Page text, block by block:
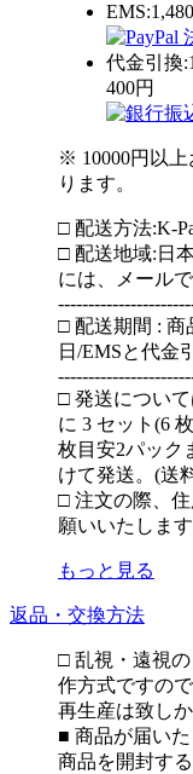
代金引換
400円
※ 10000円以
ります。
□ 配送方法:K-
□ 配送地域:日
には、メール
□ 配送期間 : 商
日/EMSと代金
□ 発送につい
に 3 セット(6
枚目安2パック
けて発送。(送
□ 注文の際、
願いいたします
もっと見る
返品・交換方法
□ 乱視・遠視
作方式ですの
再生産は致しか
■ 商品が届い
商品を開封す